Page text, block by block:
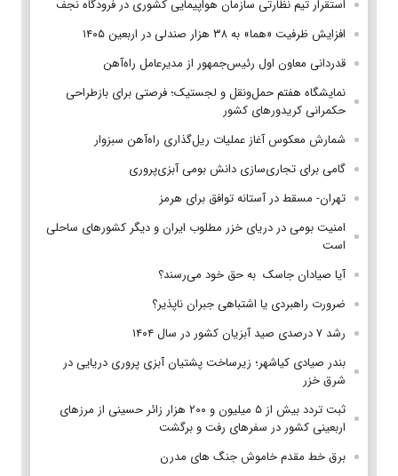
استقرار تیم‌ نظارتی سازمان هواپیمایی کشوری در فرودگاه نجف
افزایش ظرفیت «هما» به ۳۸ هزار صندلی در اربعین ۱۴۰۵
قدردانی معاون اول رئیس‌جمهور از مدیرعامل راه‌آهن
نمایشگاه هفتم حمل‌ونقل و لجستیک؛ فرصتی برای بازطراحی
حکمرانی کریدورهای کشور
شمارش معکوس آغاز عملیات ریل‌گذاری راه‌آهن سبزوار
گامی برای تجاری‌سازی دانش بومی آبزی‌پروری
تهران- مسقط در آستانه توافق برای هرمز
امنیت بومی در دریای خزر مطلوب ایران و دیگر کشورهای ساحلی
است
آیا صیادان جاسک به حق خود می‌رسند؟
ضرورت راهبردی یا اشتباهی جبران ناپذیر؟
رشد ۷ درصدی صید آبزیان کشور در سال ۱۴۰۴
بندر صیادی کیاشهر؛ زیرساخت پشتیان آبزی پروری دریایی در
شرق خزر
ثبت تردد بیش از ۵ میلیون و ۲۰۰ هزار زائر حسینی از مرزهای
اربعینی کشور در سفرهای رفت و برگشت
برق خط مقدم خاموش جنگ های مدرن